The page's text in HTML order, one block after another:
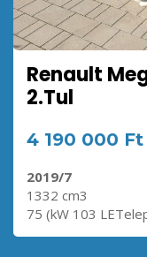
Renault
2.Tul
4 190 000 Ft
2019/7
1332 cm3
75 (kW 103